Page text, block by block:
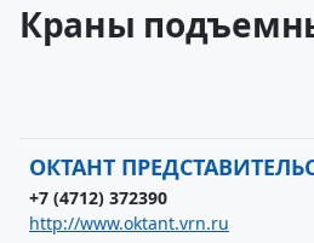
Краны
ОКТАНТ
+7 (4712) 372390
http://www.oktant.vrn.ru